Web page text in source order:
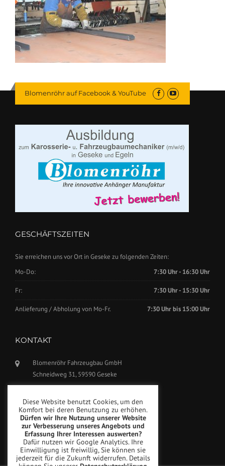
Blomenröhr auf Facebook & YouTube
GESCHÄFTSZEITEN
Sie erreichen uns vor Ort in Geseke zu folgenden Zeiten:
Mo-Do:
7:30 Uhr - 16:30 Uhr
Fr: 7:30 Uhr - 15:30 Uhr
Anlieferung / Abholung von Mo-Fr. 7:30 Uhr bis 15:00 Uhr
KONTAKT
Blomenröhr Fahrzeugbau GmbH
Schneidweg 31, 59590 Geseke
Fax: +49(0)2942-5799777
info@blomenroehr.com
Diese Website benutzt Cookies, um den
Komfort bei deren Benutzung zu erhöhen.
Dürfen wir Ihre Nutzung unserer Website
zur Verbesserung unseres Angebots und
Erfassung Ihrer Interessen auswerten?
Dafür nutzen wir Google Analytics. Ihre
Einwilligung ist freiwillig, Sie können sie
jederzeit für die Zukunft widerrufen. Details